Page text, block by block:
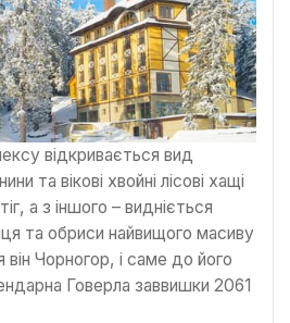
відкривається вид
та вікові хвойні лісові хащі
а з іншого – видніється
та обриси найвищого масиву
Чорногор, і саме до його
Говерла заввишки 2061